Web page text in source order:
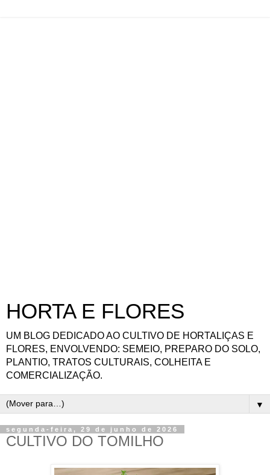
HORTA E FLORES
UM BLOG DEDICADO AO CULTIVO DE HORTALIÇAS E
FLORES, ENVOLVENDO: SEMEIO, PREPARO DO SOLO,
PLANTIO, TRATOS CULTURAIS, COLHEITA E
COMERCIALIZAÇÃO.
▼
segunda-feira, 29 de junho de 2026
CULTIVO DO TOMILHO